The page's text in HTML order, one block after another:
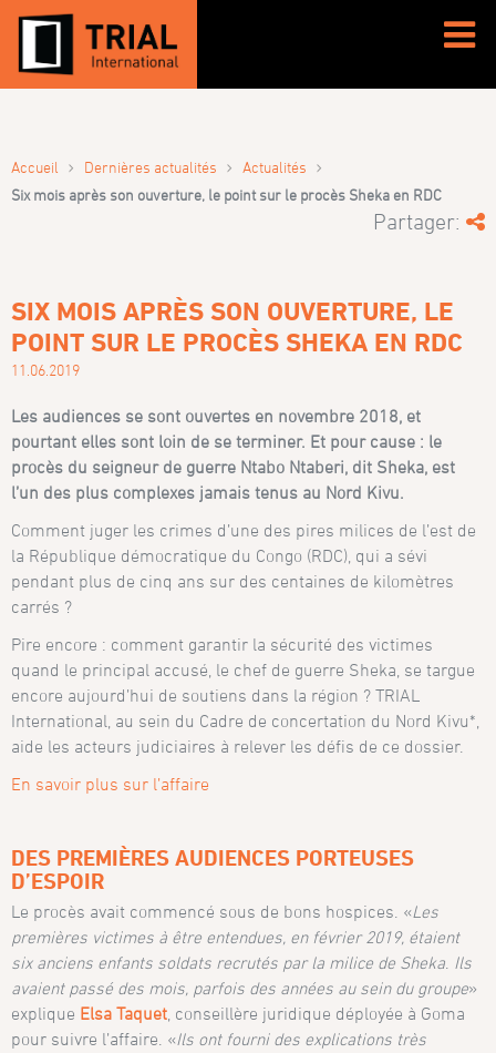
Accueil › Dernières actualités › Actualités ›
Six mois après son ouverture, le point sur le procès Sheka en RDC
Partager:
SIX MOIS APRÈS SON OUVERTURE, LE
POINT SUR LE PROCÈS SHEKA EN RDC
11.06.2019
Les audiences se sont ouvertes en novembre 2018, et
pourtant elles sont loin de se terminer. Et pour cause : le
procès du seigneur de guerre Ntabo Ntaberi, dit Sheka, est
l’un des plus complexes jamais tenus au Nord Kivu.
Comment juger les crimes d’une des pires milices de l’est de
la République démocratique du Congo (RDC), qui a sévi
pendant plus de cinq ans sur des centaines de kilomètres
carrés ?
Pire encore : comment garantir la sécurité des victimes
quand le principal accusé, le chef de guerre Sheka, se targue
encore aujourd’hui de soutiens dans la région ? TRIAL
International, au sein du Cadre de concertation du Nord Kivu*,
aide les acteurs judiciaires à relever les défis de ce dossier.
En savoir plus sur l’affaire
DES PREMIÈRES AUDIENCES PORTEUSES
D’ESPOIR
Le procès avait commencé sous de bons hospices. «Les
premières victimes à être entendues, en février 2019, étaient
six anciens enfants soldats recrutés par la milice de Sheka Ils
avaient passé des mois, parfois des années au sein du groupe»
explique Elsa Taquet , conseillère juridique déployée à Goma
pour suivre l’affaire. «Ils ont fourni des explications très